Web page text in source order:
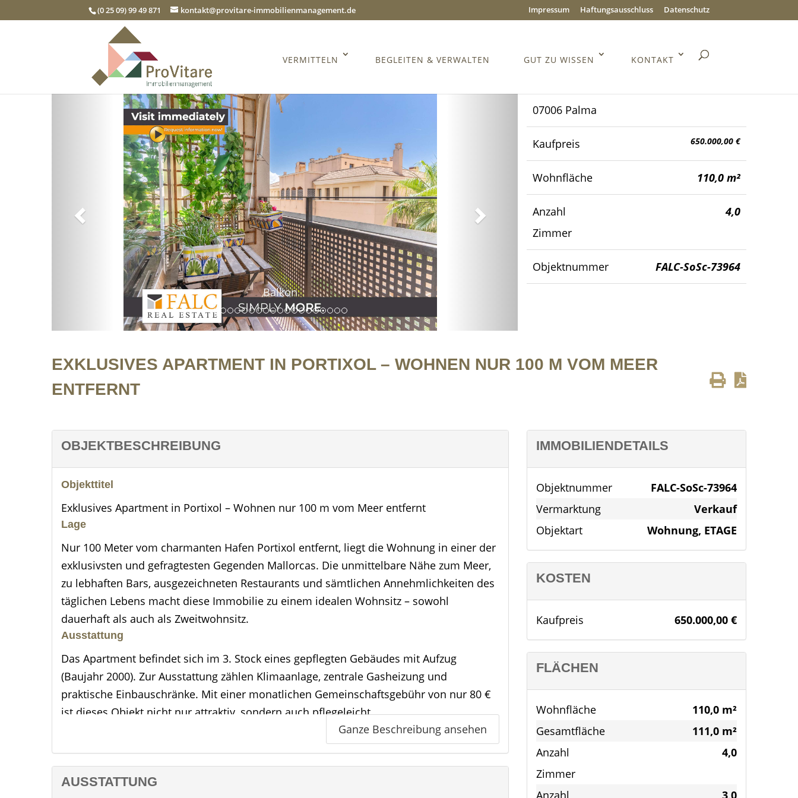
(0 25 09) 99 49 871 kontakt@provitare-immobilienmanagement.de Impressum Haftungsausschluss Datenschutz
VERMITTELN BEGLEITEN & VERWALTEN GUT ZU WISSEN KONTAKT
Balkon
07006 Palma
Kaufpreis 650.000,00 €
Wohnfläche 110,0 m²
Anzahl
Zimmer
4,0
Objektnummer FALC-SoSc-73964
EXKLUSIVES APARTMENT IN PORTIXOL – WOHNEN NUR 100 M VOM MEER
ENTFERNT
OBJEKTBESCHREIBUNG
Objekttitel
Exklusives Apartment in Portixol – Wohnen nur 100 m vom Meer entfernt
Lage
Nur 100 Meter vom charmanten Hafen Portixol entfernt, liegt die Wohnung in einer der
exklusivsten und gefragtesten Gegenden Mallorcas. Die unmittelbare Nähe zum Meer,
zu lebhaften Bars, ausgezeichneten Restaurants und sämtlichen Annehmlichkeiten des
täglichen Lebens macht diese Immobilie zu einem idealen Wohnsitz – sowohl
dauerhaft als auch als Zweitwohnsitz.
Ausstattung
Das Apartment befindet sich im 3. Stock eines gepflegten Gebäudes mit Aufzug
(Baujahr 2000). Zur Ausstattung zählen Klimaanlage, zentrale Gasheizung und
praktische Einbauschränke. Mit einer monatlichen Gemeinschaftsgebühr von nur 80 €
ist dieses Objekt nicht nur attraktiv, sondern auch pflegeleicht.
Dieses großzügige Apartment im begehrten Portixol bietet auf 110 m² viel Raum und
Licht. Die durchdachte Aufteilung mit drei Schlafzimmern, zwei Bädern und Balkon
eröffnet vielseitige Gestaltungsmöglichkeiten – perfekt, um den Wohnraum an
Ganze Beschreibung ansehen
AUSSTATTUNG
IMMOBILIENDETAILS
Objektnummer
FALC-SoSc-73964
Vermarktung
Verkauf
Objektart
Wohnung, ETAGE
KOSTEN
Kaufpreis 650.000,00 €
FLÄCHEN
Wohnfläche
110,0 m²
Gesamtfläche
111,0 m²
Anzahl
Zimmer
4,0
Anzahl
3,0